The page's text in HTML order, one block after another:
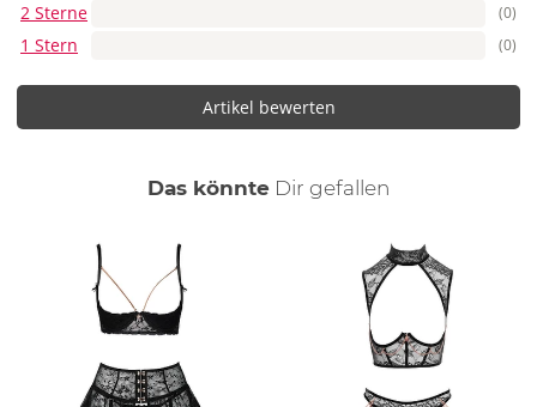
2 Sterne (0)
1 Stern (0)
Artikel bewerten
Das könnte Dir auch
gefallen